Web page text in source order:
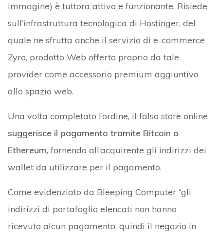
immagine) è tuttora attivo e funzionante. Risiede
sull’infrastruttura tecnologica di Hostinger, del
quale ne sfrutta anche il servizio di e-commerce
Zyro, prodotto Web offerto proprio da tale
provider come accessorio premium aggiuntivo
allo spazio web.
Una volta completato l’ordine, il falso store online
suggerisce il pagamento tramite Bitcoin o
Ethereum, fornendo all’acquirente gli indirizzi dei
wallet da utilizzare per il pagamento.
Come evidenziato da Bleeping Computer “gli
indirizzi di portafoglio elencati non hanno
ricevuto alcun pagamento, quindi il negozio in